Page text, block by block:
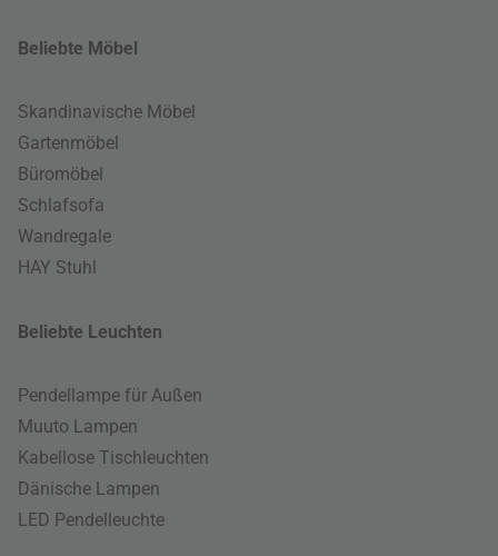
Beliebte Möbel
Skandinavische Möbel
Gartenmöbel
Büromöbel
Schlafsofa
Wandregale
HAY Stuhl
Beliebte Leuchten
Pendellampe für Außen
Muuto Lampen
Kabellose Tischleuchten
Dänische Lampen
LED Pendelleuchte